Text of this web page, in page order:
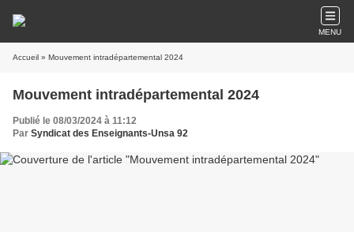
MENU
Accueil » Mouvement intradépartemental 2024
Mouvement intradépartemental 2024
Publié le 08/03/2024 à 11:12
Par Syndicat des Enseignants-Unsa 92